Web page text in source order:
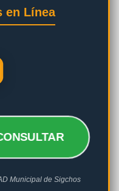
en Línea
Municipal de Sigchos